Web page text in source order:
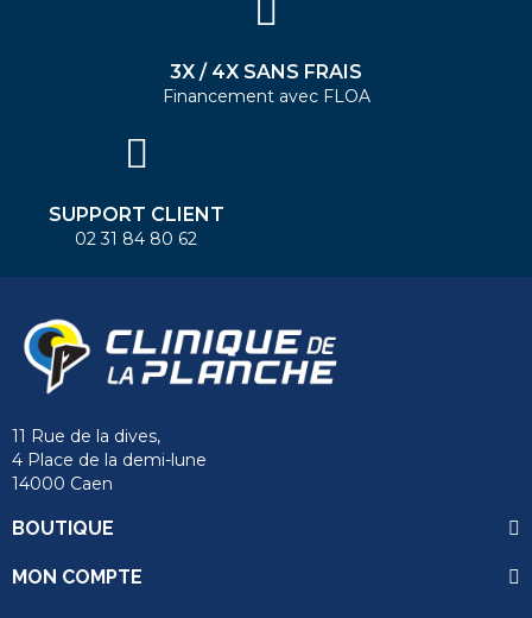
3X / 4X SANS FRAIS
Financement avec FLOA
SUPPORT CLIENT
02 31 84 80 62
11 Rue de la dives,
4 Place de la demi-lune
14000 Caen
BOUTIQUE
MON COMPTE